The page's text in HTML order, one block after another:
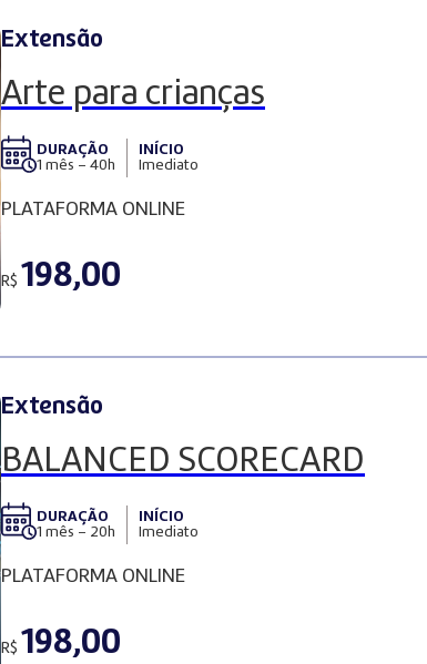
Extensão
Arte para crianças
DURAÇÃO
1 mês – 40h
INÍCIO
Imediato
PLATAFORMA ONLINE
R$ 198,00
Extensão
BALANCED SCORECARD
DURAÇÃO
1 mês – 20h
INÍCIO
Imediato
PLATAFORMA ONLINE
R$ 198,00